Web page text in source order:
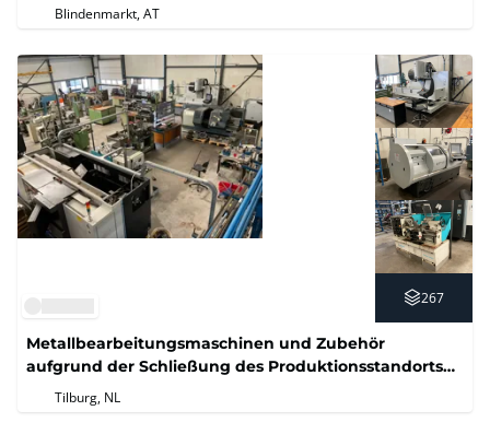
Blindenmarkt, AT
267
Metallbearbeitungsmaschinen und Zubehör
aufgrund der Schließung des Produktionsstandorts
Dubré B.V.
Tilburg, NL